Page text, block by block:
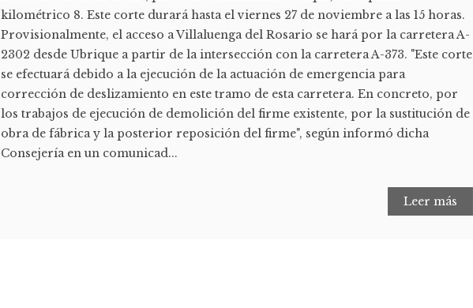
kilométrico 8. Este corte durará hasta el viernes 27 de noviembre a las 15 horas.
Provisionalmente, el acceso a Villaluenga del Rosario se hará por la carretera A-
2302 desde Ubrique a partir de la intersección con la carretera A-373. "Este corte
se efectuará debido a la ejecución de la actuación de emergencia para
corrección de deslizamiento en este tramo de esta carretera. En concreto, por
los trabajos de ejecución de demolición del firme existente, por la sustitución de
obra de fábrica y la posterior reposición del firme", según informó dicha
Consejería en un comunicad...
Leer más